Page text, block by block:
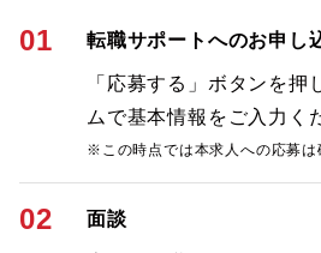
01 転職サポートへのお申し
「応募する」ボタンを押
ムで基本情報をご入力く
※この時点では本求人への応募は
02 面談